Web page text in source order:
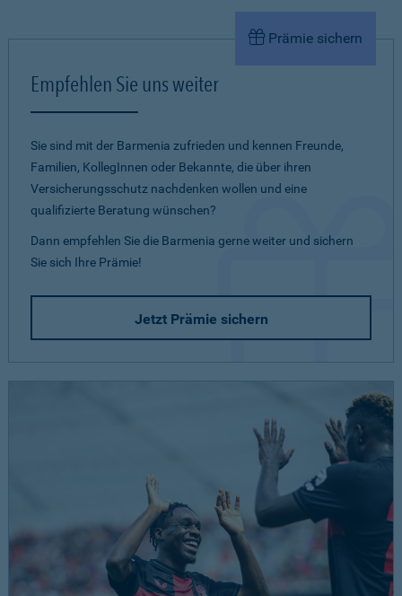
Prämie sichern
Empfehlen Sie uns weiter
Sie sind mit der Barmenia zufrieden und kennen Freunde,
Familien, KollegInnen oder Bekannte, die über ihren
Versicherungsschutz nachdenken wollen und eine
qualifizierte Beratung wünschen?
Dann empfehlen Sie die Barmenia gerne weiter und sichern
Sie sich Ihre Prämie!
Jetzt Prämie sichern